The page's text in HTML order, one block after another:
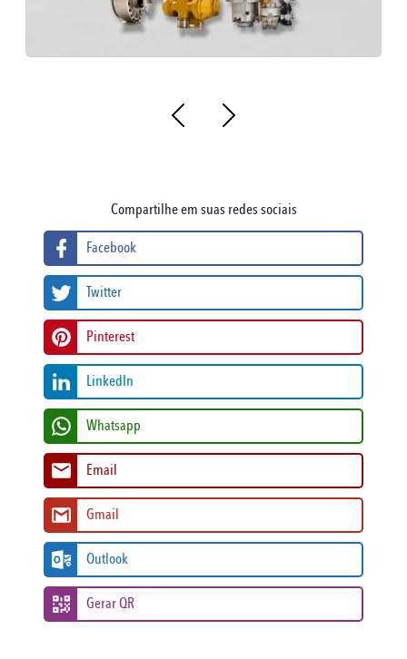
Compartilhe em suas redes sociais
Facebook
Twitter
Pinterest
LinkedIn
Whatsapp
Email
Gmail
Outlook
Gerar QR